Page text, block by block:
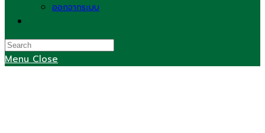
ออกจากระบบ
search
Menu Close